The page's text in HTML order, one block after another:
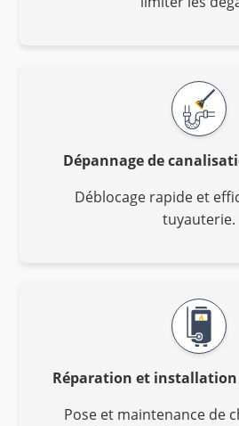
Dépannage de
Déblocage rapide et
tuyauterie.
Réparation et installation
Pose et maintenance de